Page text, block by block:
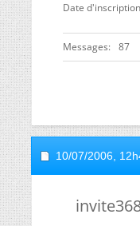
Date d'inscription
Messages 87
10/07/2006,